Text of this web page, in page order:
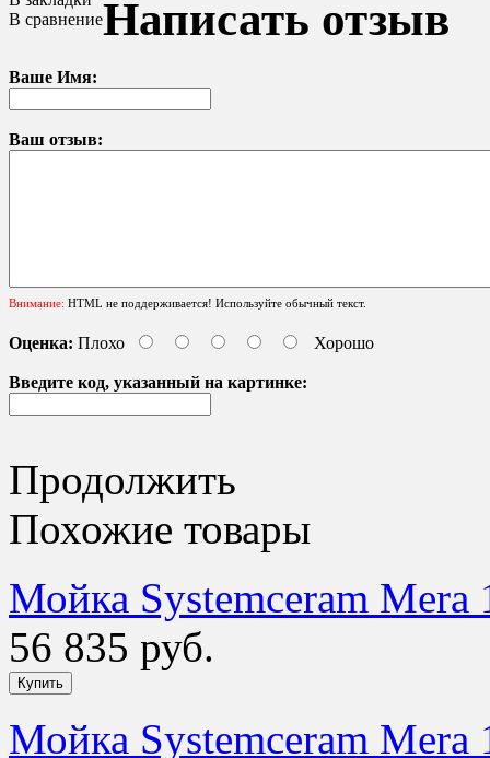
В сравнениеНаписать отзыв
Ваше Имя:
Ваш отзыв:
Внимание: HTML не поддерживается! Используйте обычный текст.
Оценка: Плохо Хорошо
Введите код, указанный на картинке:
Продолжить
Похожие товары
Мойка Systemceram Mera
56 835 руб.
Мойка Systemceram Mera